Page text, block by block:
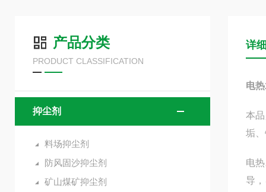
产品分类
PRODUCT CLASSIFICATION
抑尘剂
料场抑尘剂
防风固沙抑尘剂
矿山煤矿抑尘剂
详
电
本
垢
电
导